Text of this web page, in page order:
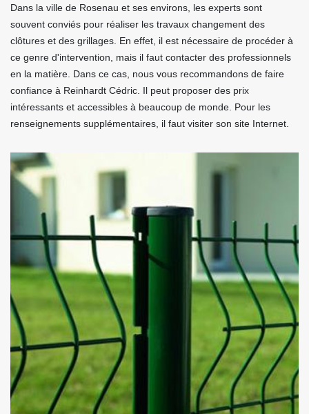
Dans la ville de Rosenau et ses environs, les experts sont
souvent conviés pour réaliser les travaux changement des
clôtures et des grillages. En effet, il est nécessaire de procéder à
ce genre d'intervention, mais il faut contacter des professionnels
en la matière. Dans ce cas, nous vous recommandons de faire
confiance à Reinhardt Cédric. Il peut proposer des prix
intéressants et accessibles à beaucoup de monde. Pour les
renseignements supplémentaires, il faut visiter son site Internet.